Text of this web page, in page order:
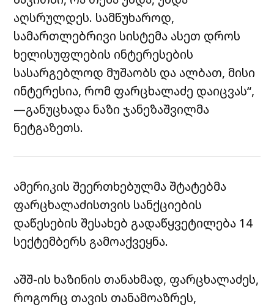
აღსრულდეს. სამწუხაროდ,
სამართლებრივი სისტემა ასეთ დროს
ხელისუფლების ინტერესების
სასარგებლოდ მუშაობს და ალბათ, მისი
ინტერესია, რომ ფარცხალაძე დაიცვას“,
—განუცხადა ნაზი ჯანეზაშვილმა
ნეტგაზეთს.
ამერიკის შეერთხებულმა შტატებმა
ფარცხალაძისთვის სანქციების
დაწესების შესახებ გადაწყვეტილება 14
სექტემბერს გამოაქვეყნა.
აშშ-ის ხაზინის თანახმად, ფარცხალაძეს,
როგორც თავის თანამოაზრეს,